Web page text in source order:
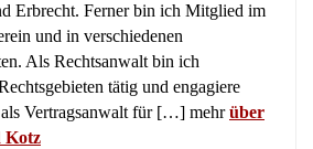
Erbrecht. Ferner bin ich Mitglied im
und in verschiedenen
Als Rechtsanwalt bin ich
tätig und engagiere
als Vertragsanwalt für […] mehrüber
Kotz